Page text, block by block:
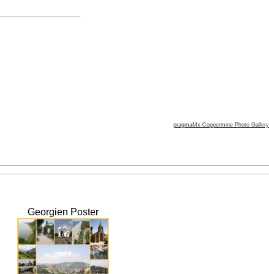
pragmaMx-Coppermine Photo Gallery
Georgien Poster